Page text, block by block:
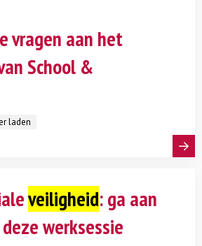
vragen aan het
School &
laden
veiligheid: ga aan
werksessie